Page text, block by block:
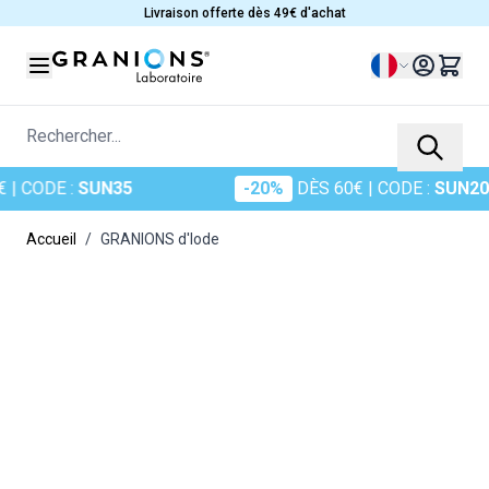
Livraison offerte dès 49€ d'achat
Langue
Rechercher...
:SUN35 -20% DÈS 60€| CODE :SUN20
Accueil / GRANIONS d'Iode